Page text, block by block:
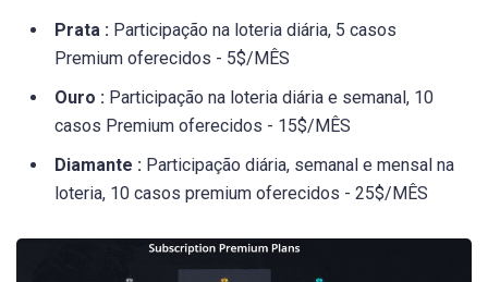
Prata : Participação na loteria diária, 5 casos
Premium oferecidos - 5$/MÊS
Ouro : Participação na loteria diária e semanal, 10
casos Premium oferecidos - 15$/MÊS
Diamante : Participação diária, semanal e mensal na
loteria, 10 casos premium oferecidos - 25$/MÊS